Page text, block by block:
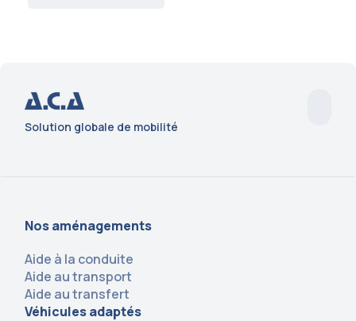
Solution globale de mobilité
Nos aménagements
Aide à la conduite
Aide au transport
Aide au transfert
Véhicules adaptés